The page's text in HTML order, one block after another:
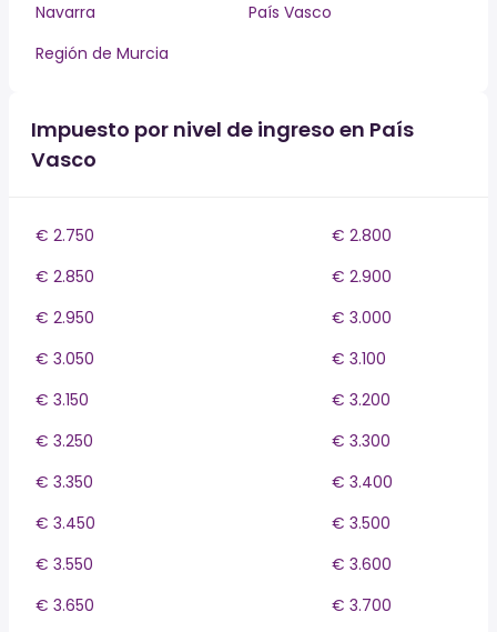
Navarra
País Vasco
Región de Murcia
Impuesto por nivel de ingreso en País
Vasco
€ 2.750
€ 2.800
€ 2.850
€ 2.900
€ 2.950
€ 3.000
€ 3.050
€ 3.100
€ 3.150
€ 3.200
€ 3.250
€ 3.300
€ 3.350
€ 3.400
€ 3.450
€ 3.500
€ 3.550
€ 3.600
€ 3.650
€ 3.700